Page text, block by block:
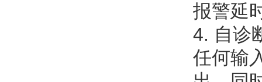
报警延
4. 自诊
任何输